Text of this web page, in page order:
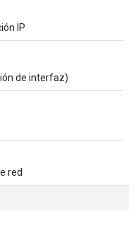
IP
de interfaz)
red